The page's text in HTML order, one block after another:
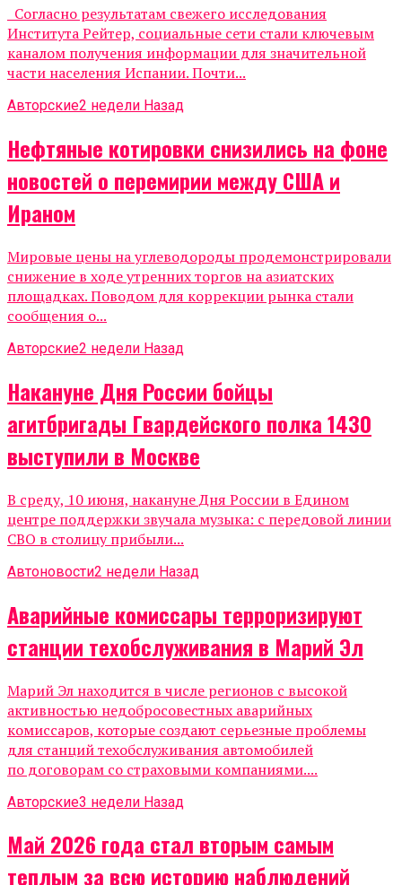
Согласно результатам свежего исследования
Института Рейтер, социальные сети стали ключевым
каналом получения информации для значительной
части населения Испании. Почти...
Авторские2 недели Назад
Нефтяные котировки снизились на фоне
новостей о перемирии между США и
Ираном
Мировые цены на углеводороды продемонстрировали
снижение в ходе утренних торгов на азиатских
площадках. Поводом для коррекции рынка стали
сообщения о...
Авторские2 недели Назад
Накануне Дня России бойцы
агитбригады Гвардейского полка 1430
выступили в Москве
В среду, 10 июня, накануне Дня России в Едином
центре поддержки звучала музыка: с передовой линии
СВО в столицу прибыли...
Автоновости2 недели Назад
Аварийные комиссары терроризируют
станции техобслуживания в Марий Эл
Марий Эл находится в числе регионов с высокой
активностью недобросовестных аварийных
комиссаров, которые создают серьезные проблемы
для станций техобслуживания автомобилей
по договорам со страховыми компаниями....
Авторские3 недели Назад
Май 2026 года стал вторым самым
теплым за всю историю наблюдений